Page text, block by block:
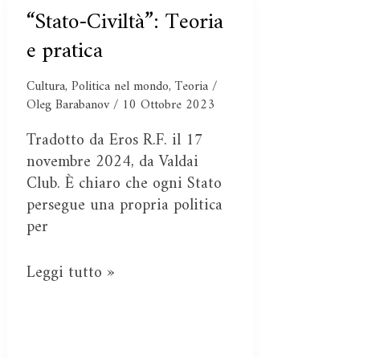
“Stato-Civiltà”: Teoria
e pratica
Cultura,Politica nel mondo,Teoria/
Oleg Barabanov/ 10 Ottobre 2023
Tradotto da Eros R.F. il 17
novembre 2024, da Valdai
Club. È chiaro che ogni Stato
persegue una propria politica
per
“Stato-
Civiltà”:
Teoria
e
pratica
Leggi tutto »